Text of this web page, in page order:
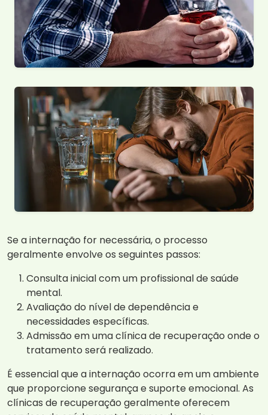
Se a internação for necessária, o processo
geralmente envolve os seguintes passos:
Consulta inicial com um profissional de saúde
mental.
Avaliação do nível de dependência e
necessidades específicas.
Admissão em uma clínica de recuperação onde o
tratamento será realizado.
É essencial que a internação ocorra em um ambiente
que proporcione segurança e suporte emocional. As
clínicas de recuperação geralmente oferecem